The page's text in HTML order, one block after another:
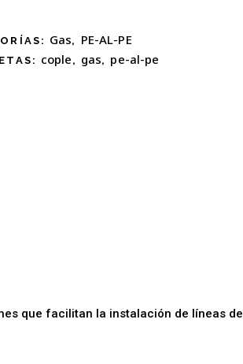
Gas, PE-AL-PE
cople , gas, pe-al-pe
que facilitan la instalación de líneas de